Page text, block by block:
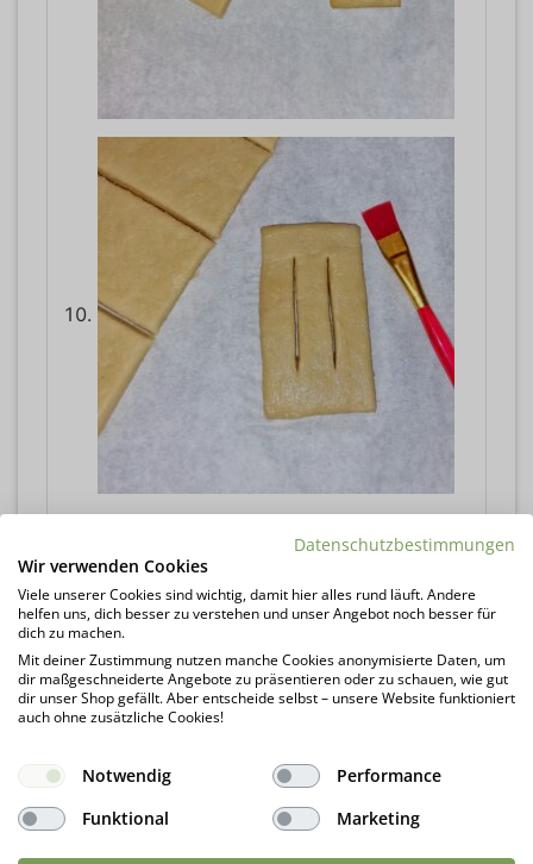
mit Wasser glattstreichen.
Die Strauben auf ein Backpapier setzen.
Backofen auf 70 Grad Umluft vorheizen.
abdecken und im Backofen bei 70 Grad
nochmal 20 - 30 Minuten entspannen
Datenschutzbestimmungen
Wir verwenden Cookies
Viele unserer Cookies sind wichtig, damit hier alles rund läuft. Andere
helfen uns, dich besser zu verstehen und unser Angebot noch besser für
dich zu machen.
Mit deiner Zustimmung nutzen manche Cookies anonymisierte Daten, um
dir maßgeschneiderte Angebote zu präsentieren oder zu schauen, wie gut
dir unser Shop gefällt. Aber entscheide selbst – unsere Website funktioniert
auch ohne zusätzliche Cookies!
Notwendig
Performance
Funktional
Marketing